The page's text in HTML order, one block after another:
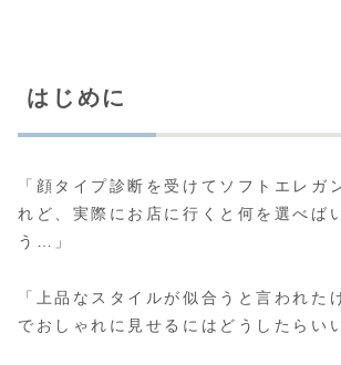
はじめに
「顔タイプ診断を受けてソフトエレガ
れど、実際にお店に行くと何を選べば
う…」
「上品なスタイルが似合うと言われた
でおしゃれに見せるにはどうしたらい